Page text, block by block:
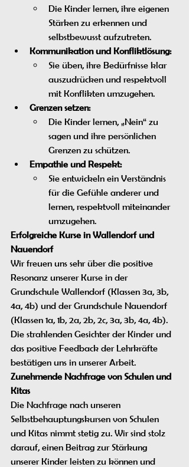
Die Kinder lernen, ihre eigenen
Stärken zu erkennen und
selbstbewusst aufzutreten.
Kommunikation und Konfliktlösung:
Sie üben, ihre Bedürfnisse klar
auszudrücken und respektvoll
mit Konflikten umzugehen.
Grenzen setzen:
Die Kinder lernen, „Nein“ zu
sagen und ihre persönlichen
Grenzen zu schützen.
Empathie und Respekt:
Sie entwickeln ein Verständnis
für die Gefühle anderer und
lernen, respektvoll miteinander
umzugehen.
Erfolgreiche Kurse in Wallendorf und
Nauendorf
Wir freuen uns sehr über die positive
Resonanz unserer Kurse in der
Grundschule Wallendorf (Klassen 3a, 3b,
4a, 4b) und der Grundschule Nauendorf
(Klassen 1a, 1b, 2a, 2b, 2c, 3a, 3b, 4a, 4b).
Die strahlenden Gesichter der Kinder und
das positive Feedback der Lehrkräfte
bestätigen uns in unserer Arbeit.
Zunehmende Nachfrage von Schulen und
Kitas
Die Nachfrage nach unseren
Selbstbehauptungskursen von Schulen
und Kitas nimmt stetig zu. Wir sind stolz
darauf, einen Beitrag zur Stärkung
unserer Kinder leisten zu können und